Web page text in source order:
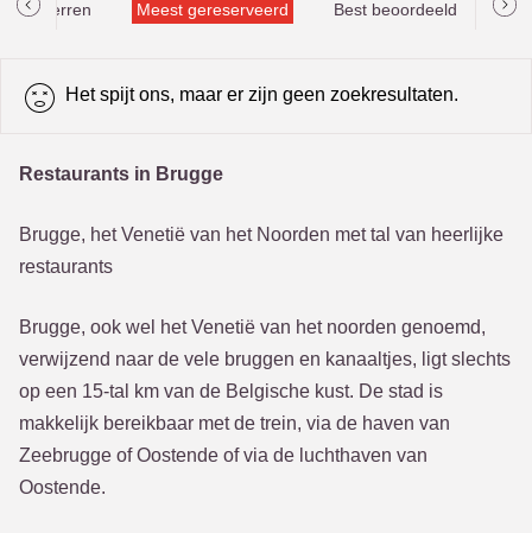
Meest gereserveerd Best beoordeeld
Het spijt ons, maar er zijn geen zoekresultaten.
Restaurants in Brugge
Brugge, het Venetië van het Noorden met tal van heerlijke
restaurants
Brugge, ook wel het Venetië van het noorden genoemd,
verwijzend naar de vele bruggen en kanaaltjes, ligt slechts
op een 15-tal km van de Belgische kust. De stad is
makkelijk bereikbaar met de trein, via de haven van
Zeebrugge of Oostende of via de luchthaven van
Oostende.